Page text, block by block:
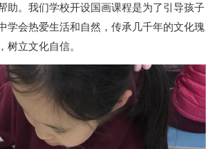
助。我们学校开设国画课程是为了引导孩子
学会热爱生活和自然，传承几千年的文化瑰
树立文化自信。